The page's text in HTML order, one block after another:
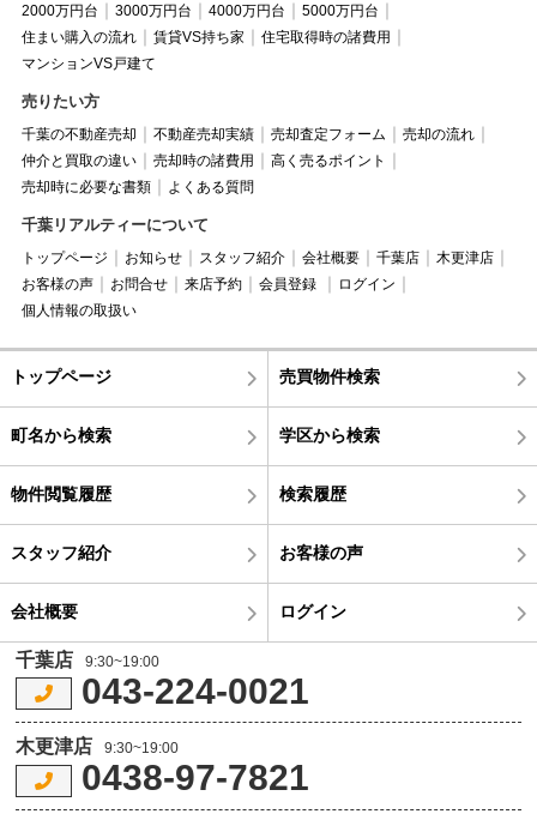
2000万円台
3000万円台 4000万円台
5000万円台
住まい購入の流れ
賃貸VS持ち家
住宅取得時の諸費用
マンションVS戸建て
売りたい方
千葉の不動産売却 不動産売却実績 売却査定フォーム
売却の流れ
仲介と買取の違い
売却時の諸費用
高く売るポイント
売却時に必要な書類
よくある質問
千葉リアルティーについて
トップページ お知らせ スタッフ紹介 会社概要 千葉店
木更津店
お客様の声
お問合せ 来店予約 会員登録
ログイン
個人情報の取扱い
トップページ 売買物件検索
町名から検索 学区から検索
物件閲覧履歴 検索履歴
スタッフ紹介 お客様の声
会社概要 ログイン
千葉店 9:30~19:00
043-224-0021
木更津店 9:30~19:00
0438-97-7821